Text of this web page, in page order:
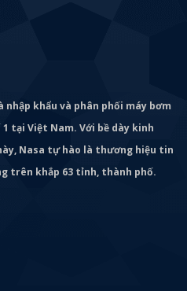
nhập khẩu và phân phối máy bơm
tại Việt Nam. Với bề dày kinh
Nasa tự hào là thương hiệu tin
trên khắp 63 tỉnh, thành phố.